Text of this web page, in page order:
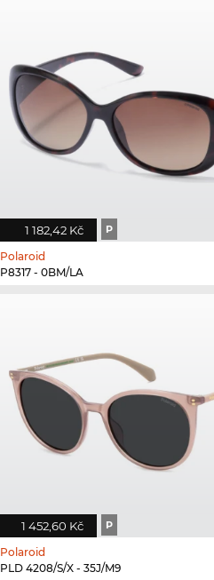
1 182,42 Kč P
Polaroid
P8317 - 0BM/LA
1 452,60 Kč P
Polaroid
PLD 4208/S/X - 35J/M9